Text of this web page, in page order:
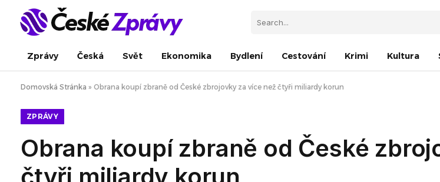
Zprávy Česká Svět Ekonomika Bydlení Cestování Krimi Kultura
Domovská Stránka » Obrana koupí zbraně od České zbrojovky za více než čtyři miliardy korun
ZPRÁVY
Obrana koupí zbraně od České